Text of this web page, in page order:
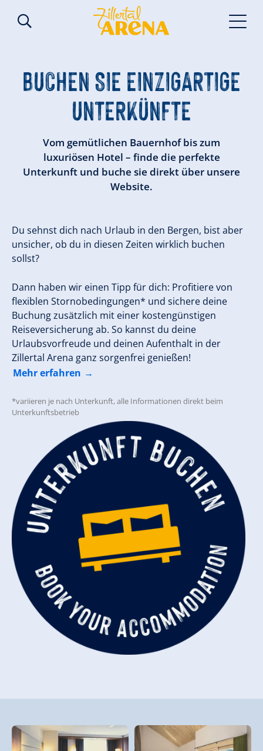
BUCHEN SIE EINZIGARTIGE
UNTERKÜNFTE
Vom gemütlichen Bauernhof bis zum
luxuriösen Hotel – finde die perfekte
Unterkunft und buche sie direkt über unsere
Website.
Du sehnst dich nach Urlaub in den Bergen, bist aber
unsicher, ob du in diesen Zeiten wirklich buchen
sollst?
Dann haben wir einen Tipp für dich: Profitiere von
flexiblen Stornobedingungen* und sichere deine
Buchung zusätzlich mit einer kostengünstigen
Reiseversicherung ab. So kannst du deine
Urlaubsvorfreude und deinen Aufenthalt in der
Zillertal Arena ganz sorgenfrei genießen!
Mehr erfahren
*variieren je nach Unterkunft, alle Informationen direkt beim
Unterkunftsbetrieb